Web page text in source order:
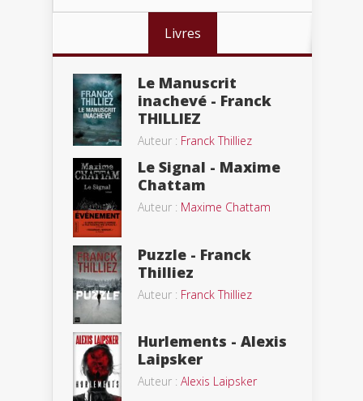
Livres
Le Manuscrit
inachevé - Franck
THILLIEZ
Auteur : Franck Thilliez
Le Signal - Maxime
Chattam
Auteur : Maxime Chattam
Puzzle - Franck
Thilliez
Auteur : Franck Thilliez
Hurlements - Alexis
Laipsker
Auteur : Alexis Laipsker